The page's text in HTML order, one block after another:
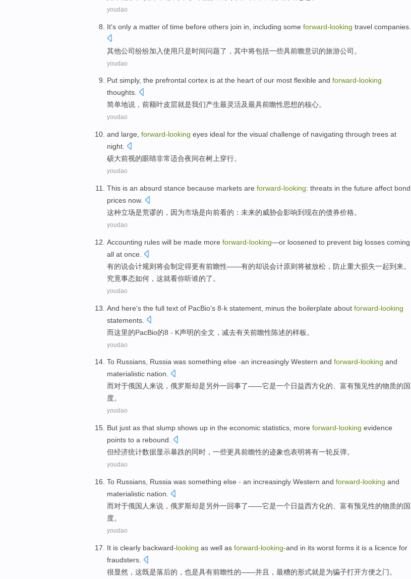
youdao
It's only a matter of time before others join in, including some forward-looking travel companies
其他公司纷纷加入使用只是时间问题了 ， 其中将包括一些具前瞻意识的旅游公司 。
youdao
Put simply, the prefrontal cortex is at the heart of our most flexible and forward-looking
thoughts.
简单地说， 前额叶皮层就是我们产生最灵活及最具前瞻性思想的核心。
youdao
and large, forward-looking eyes ideal for the visual challenge of navigating through trees at
night
硕大前视的眼睛非常适合夜间在树上穿行。
youdao
This is an absurd stance because markets are forward-looking: threats in the future affect bond
prices now.
这种立场是荒谬的 ， 因为市场是向前看的 ： 未来的威胁会影响到现在的债券价格。
youdao
Accounting rules will be made more forward-looking—or loosened to prevent big losses coming
all at once.
有的说会计规则将会制定得更有前瞻性——有的却说会计原则将被放松 ， 防止重大损失一起到来。
究竟事态如何，这就看你听谁的了。
youdao
And here's the full text of PacBio's 8-k statement minus the boilerplate about forward-looking
statements
而这里的PacBio的8 - K声明的全文， 减去有关前瞻性陈述的样板 。
youdao
To Russians, Russia was something else -an increasingly Western and forward-looking and
materialistic nation.
而对于俄国人来说， 俄罗斯却是另外一回事了——它是一个日益西方化的、富有预见性的物质的国
度。
youdao
But just as that slump shows up in the economic statistics more forward-looking evidence
points to a rebound
但经济统计数据显示暴跌的同时，一些更具前瞻性的迹象也表明将有一轮反弹。
youdao
To Russians Russia was something else - an increasingly Western and forward-looking and
materialistic nation
而对于俄国人来说， 俄罗斯却是另外一回事了——它是一个日益西方化的 富有预见性的物质的国
度。
youdao
It is clearly backward-looking as well as forward-looking-and in its worst forms it is a licence for
fraudsters
很显然，这既是落后的，也是具有前瞻性的——并且， 最糟的形式就是为骗子打开方便之门。